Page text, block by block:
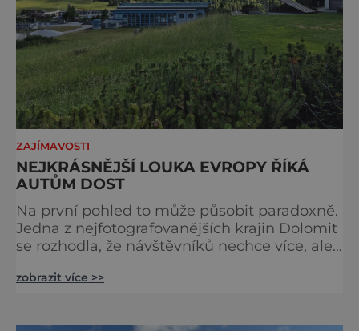
ZAJÍMAVOSTI
NEJKRÁSNĚJŠÍ LOUKA EVROPY ŘÍKÁ
AUTŮM DOST
Na první pohled to může působit paradoxně.
Jedna z nejfotografovanějších krajin Dolomit
se rozhodla, že návštěvníků nechce více, ale
louka v Evropě, zavádí od léta 2026 nová
zobrazit více >>